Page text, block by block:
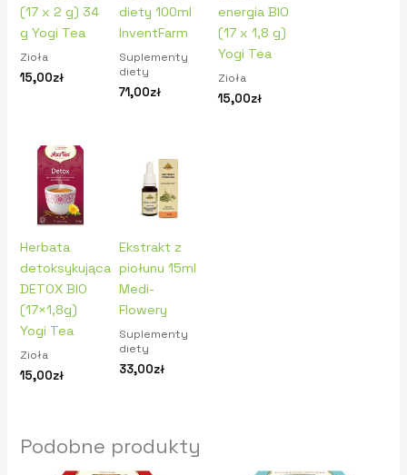
(17 x 2 g) 34
g Yogi Tea
Zioła
15,00zł
diety 100ml
InventFarm
Suplementy
diety
71,00zł
energia BIO
(17 x 1,8 g)
Yogi Tea
Zioła
15,00zł
Herbata
detoksykująca
DETOX BIO
(17×1,8g)
Yogi Tea
Zioła
15,00zł
Ekstrakt z
piołunu 15ml
Medi-
Flowery
Suplementy
diety
33,00zł
Podobne produkty